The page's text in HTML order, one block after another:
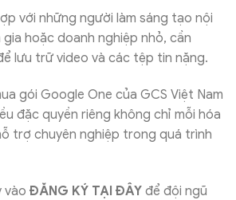
với những người làm sáng tạo nội
hoặc doanh nghiệp nhỏ, cần
lưu trữ video và các tệp tin nặng.
gói Google One của GCS Việt Nam
đặc quyền riêng không chỉ mỗi hóa
trợ chuyên nghiệp trong quá trình
vào ĐĂNG KÝ TẠI ĐÂY để đội ngũ